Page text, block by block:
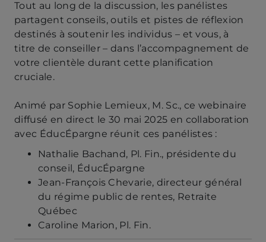
Tout au long de la discussion, les panélistes
partagent conseils, outils et pistes de réflexion
destinés à soutenir les individus – et vous, à
titre de conseiller – dans l’accompagnement de
votre clientèle durant cette planification
cruciale.
Animé par Sophie Lemieux, M. Sc., ce webinaire
diffusé en direct le 30 mai 2025 en collaboration
avec ÉducÉpargne réunit ces panélistes :
Nathalie Bachand, Pl. Fin., présidente du
conseil, ÉducÉpargne
Jean-François Chevarie, directeur général
du régime public de rentes, Retraite
Québec
Caroline Marion, Pl. Fin.